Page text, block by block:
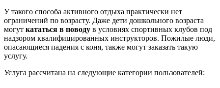
У такого способа активного отдыха практически нет
ограничений по возрасту. Даже дети дошкольного возраста
могут кататься в поводу в условиях спортивных клубов под
надзором квалифицированных инструкторов. Пожилые люди,
опасающиеся падения с коня, также могут заказать такую
услугу.
Услуга рассчитана на следующие категории пользователей: